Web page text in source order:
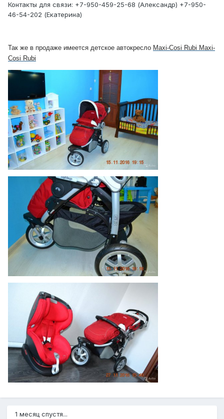
Контакты для связи: +7-950-459-25-68 (Александр) +7-950-
46-54-202 (Екатерина)
Так же в продаже имеется детское автокресло Maxi-Cosi Rubi Maxi-
Cosi Rubi
1 месяц спустя...